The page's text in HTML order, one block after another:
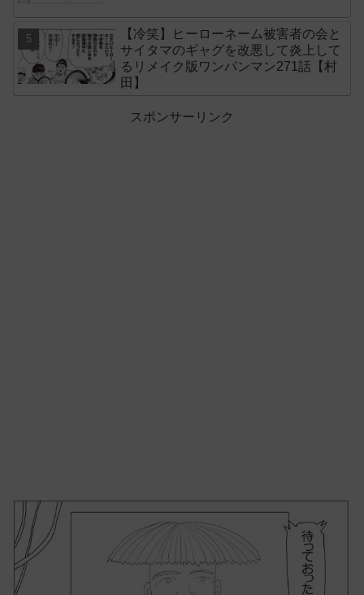
【冷笑】ヒーローネーム被害者の会と
サイタマのギャグを改悪して炎上して
るリメイク版ワンパンマン271話【村
田】
スポンサーリンク